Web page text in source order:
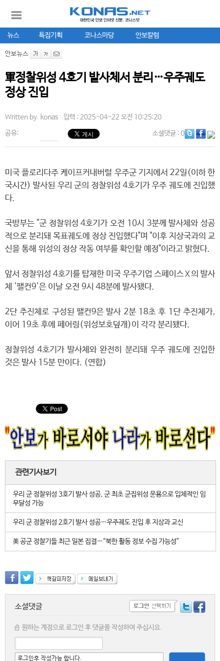
뉴스 특집기획 코나스마당 안보칼럼
안보뉴스
軍정찰위성 4호기 발사체서 분리…우주궤도
정상 진입
Written by. konas 입력 : 2025-04-22 오전 10:25:20
공유: 소셜댓글: 0
미국 플로리다주 케이프커내버럴 우주군 기지에서 22일(이하 한
국시간) 발사된 우리 군의 정찰위성 4호기가 우주 궤도에 진입했
다.
국방부는 "군 정찰위성 4호기가 오전 10시 3분께 발사체와 성공
적으로 분리돼 목표궤도에 정상 진입했다"며 "이후 지상국과의 교
신을 통해 위성의 정상 작동 여부를 확인할 예정"이라고 밝혔다.
앞서 정찰위성 4호기를 탑재한 미국 우주기업 스페이스Ⅹ의 발사
체 '팰컨9'은 이날 오전 9시 48분에 발사됐다.
2단 추진체로 구성된 팰컨9은 발사 2분 18초 후 1단 추진체가,
이어 19초 후에 페어링(위성보호덮개)이 각각 분리됐다.
정찰위성 4호기가 발사체와 완전히 분리돼 우주 궤도에 진입한
것은 발사 15분 만이다. (연합)
관련기사보기
우리 군 정찰위성 3호기 발사 성공, 군 최초 군집위성 운용으로 입체적인 임
무달성 가능
우리 군 정찰위성 2호기 발사 성공…우주궤도 진입 후 지상과 교신
美 공군 정찰기들 최근 일본 집결…“북한 활동 정보 수집 가능성”
소셜댓글
원하는 계정으로 로그인 후 댓글을 작성하여 주십시요.